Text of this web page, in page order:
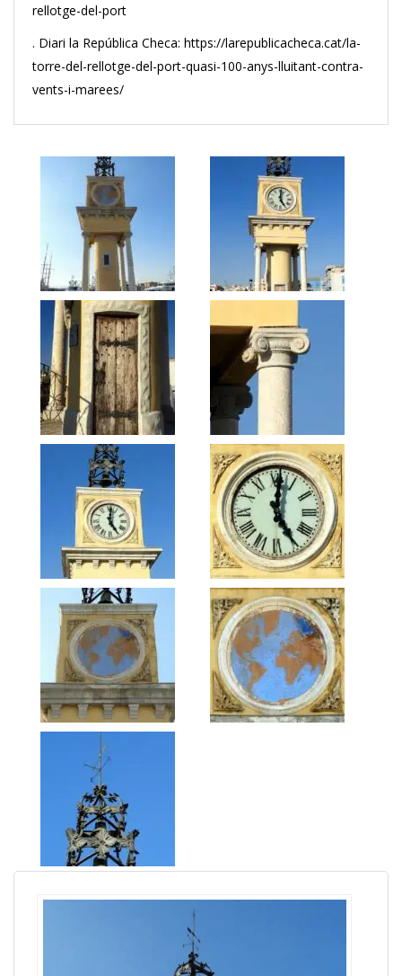
rellotge-del-port
. Diari la República Checa: https://larepublicacheca.cat/la-
torre-del-rellotge-del-port-quasi-100-anys-lluitant-contra-
vents-i-marees/